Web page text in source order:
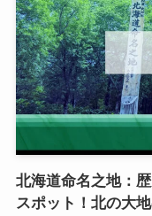
北海道命名之地：
スポット！北の大